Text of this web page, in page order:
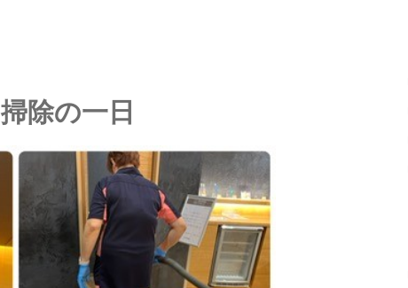
除の一日